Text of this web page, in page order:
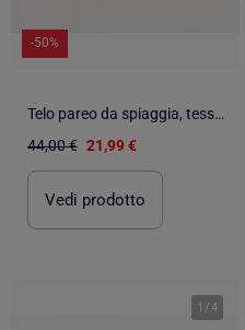
-50%
Telo pareo da spiaggia, tessuto in rilievo, fouta - Gamusi.
44,00 € 21,99 €
Vedi prodotto
1 /4